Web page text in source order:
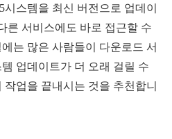
시스템을 최신 버전으로 업데이
른 서비스에도 바로 접근할 수
는 많은 사람들이 다운로드 서
업데이트가 더 오래 걸릴 수
업을 끝내시는 것을 추천합니